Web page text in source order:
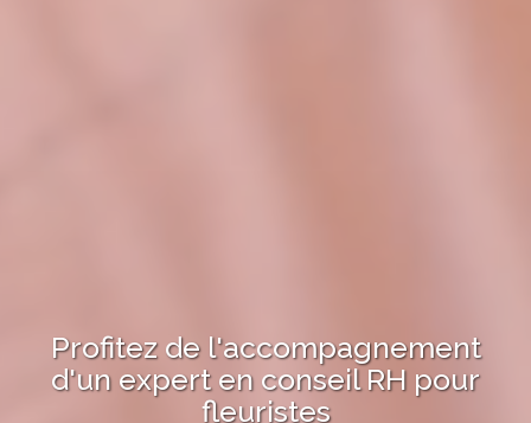
Profitez de l'accompagnement
d'un expert en conseil RH pour
fleuristes